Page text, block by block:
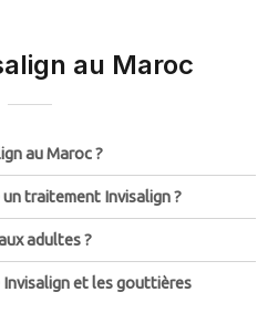
au Maroc
au Maroc ?
traitement Invisalign ?
adultes ?
et les gouttières